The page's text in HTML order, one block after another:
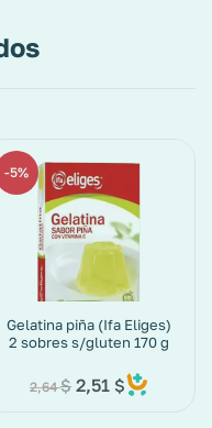
5%
Gelatina piña (Ifa Eliges)
2 sobres s/gluten 170 g
2,64$ 2,51 $